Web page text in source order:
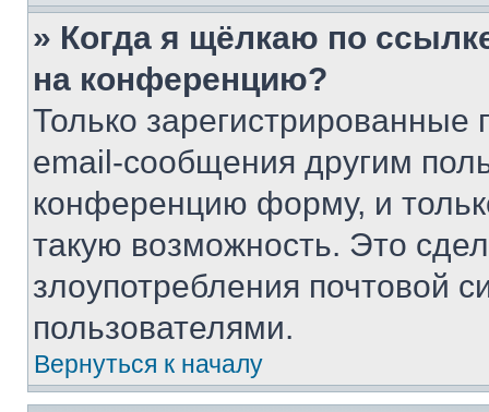
» Когда я щёлкаю по
на конференцию?
Только зарегистрированные
email-сообщения другим
конференцию форму, и
такую возможность. Это
злоупотребления почтовой
пользователями.
Вернуться к началу